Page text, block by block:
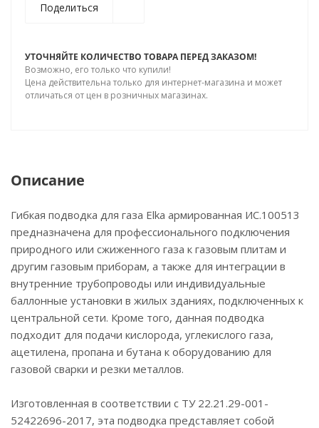
Поделиться
УТОЧНЯЙТЕ КОЛИЧЕСТВО ТОВАРА ПЕРЕД ЗАКАЗОМ!
Возможно, его только что купили!
Цена действительна только для интернет-магазина и может
отличаться от цен в розничных магазинах.
Описание
Гибкая подводка для газа Elka армированная ИС.100513
предназначена для профессионального подключения
природного или сжиженного газа к газовым плитам и
другим газовым приборам, а также для интеграции в
внутренние трубопроводы или индивидуальные
баллонные установки в жилых зданиях, подключенных к
центральной сети. Кроме того, данная подводка
подходит для подачи кислорода, углекислого газа,
ацетилена, пропана и бутана к оборудованию для
газовой сварки и резки металлов.
Изготовленная в соответствии с ТУ 22.21.29-001-
52422696-2017, эта подводка представляет собой